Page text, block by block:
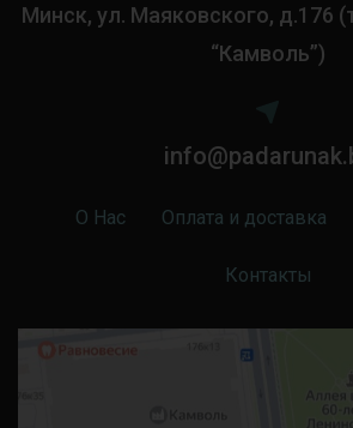
Минск, ул. Маяковского, д.176
“Камволь”)
О Нас Оплата и доставка
Контакты